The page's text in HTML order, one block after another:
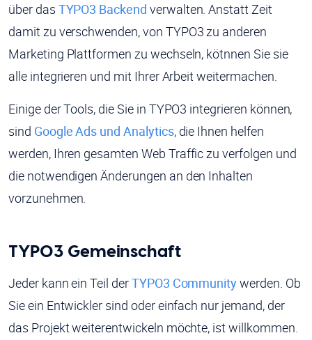
über das TYPO3 Backend verwalten. Anstatt Zeit
damit zu verschwenden, von TYPO3 zu anderen
Marketing Plattformen zu wechseln, kötnnen Sie sie
alle integrieren und mit Ihrer Arbeit weitermachen.
Einige der Tools, die Sie in TYPO3 integrieren können,
sind Google Ads und Analytics, die Ihnen helfen
werden, Ihren gesamten Web Traffic zu verfolgen und
die notwendigen Änderungen an den Inhalten
vorzunehmen.
TYPO3 Gemeinschaft
Jeder kann ein Teil derTYPO3 Communitywerden. Ob
Sie ein Entwickler sind oder einfach nur jemand, der
das Projekt weiterentwickeln möchte, ist willkommen.